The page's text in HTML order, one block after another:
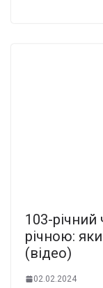
103-
річною:
(відео)
02.02.2024